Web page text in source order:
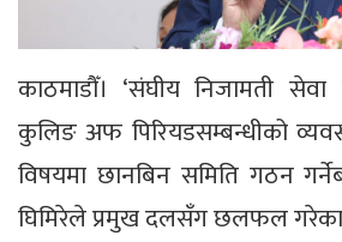
काठमाडौँ। ‘संघीय निजामती
कुलिङ अफ पिरियडसम्बन्धीको
विषयमा छानबिन समिति गठन
घिमिरेले प्रमुख दलसँग छलफल